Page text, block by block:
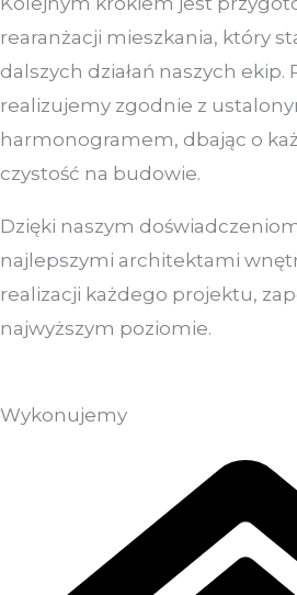
rearanżacji mieszkania, który
dalszych działań naszych
realizujemy zgodnie z
harmonogramem, dbając o
czystość na budowie.
Dzięki naszym
najlepszymi architektami
realizacji każdego projektu,
najwyższym poziomie.
Wykonujemy